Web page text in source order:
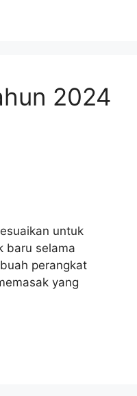
2024
untuk
baru selama
perangkat
yang